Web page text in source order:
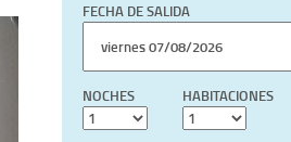
FECHA DE SALIDA
NOCHES HABITACIONES